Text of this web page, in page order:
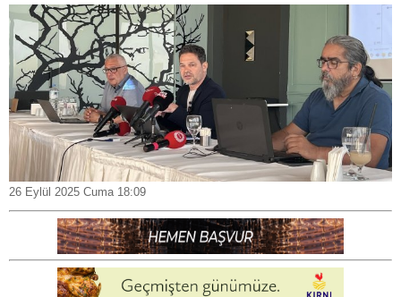
26 Eylül 2025 Cuma 18:09